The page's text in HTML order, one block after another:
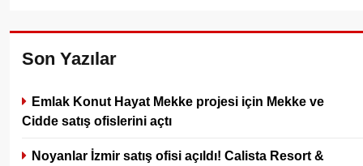
Son Yazılar
Emlak Konut Hayat Mekke projesi için Mekke ve
Cidde satış ofislerini açtı
Noyanlar İzmir satış ofisi açıldı! Calista Resort &